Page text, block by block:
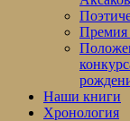
Премия
Наши книги
Хронология